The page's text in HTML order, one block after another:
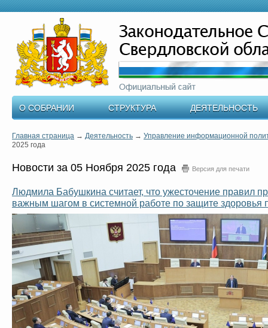
О СОБРАНИИ СТРУКТУРА ДЕЯТЕЛЬНОСТЬ
Главная страница → Деятельность → Управление информационной
2025 года
Новости за 05 Ноября 2025 года Версия для печати
Людмила Бабушкина считает, что ужесточение правил
важным шагом в системной работе по защите здоровья